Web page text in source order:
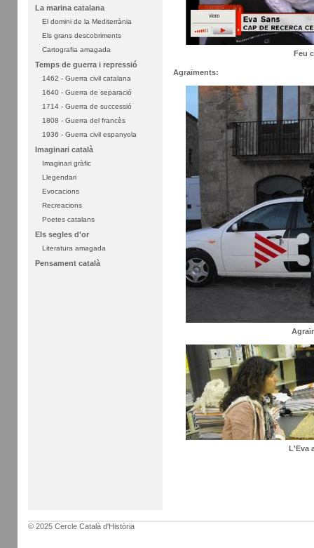
La marina catalana
El domini de la Mediterrània
Els grans descobriments
Cartografia amagada
Temps de guerra i repressió
1462 - Guerra civil catalana
1640 - Guerra de separació
1714 - Guerra de successió
1808 - Guerra del francès
1936 - Guerra civil espanyola
Imaginari català
Imaginari gràfic
Llegendari
Evocacions
Recreacions
Poetes catalans
Els segles d'or
Literatura amagada
Pensament català
Feu
Agraïments:
L'Eva
© 2025 Cercle Català d'Història